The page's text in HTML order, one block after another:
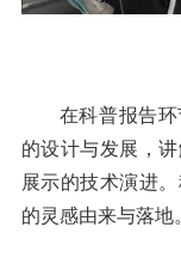
在科普报告
的设计与发展，
展示的技术演进
的灵感由来与落地